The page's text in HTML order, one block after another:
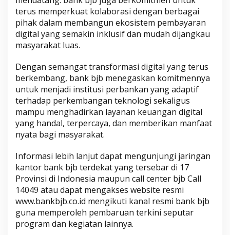
terus memperkuat kolaborasi dengan berbagai
pihak dalam membangun ekosistem pembayaran
digital yang semakin inklusif dan mudah dijangkau
masyarakat luas.
Dengan semangat transformasi digital yang terus
berkembang, bank bjb menegaskan komitmennya
untuk menjadi institusi perbankan yang adaptif
terhadap perkembangan teknologi sekaligus
mampu menghadirkan layanan keuangan digital
yang handal, terpercaya, dan memberikan manfaat
nyata bagi masyarakat.
Informasi lebih lanjut dapat mengunjungi jaringan
kantor bank bjb terdekat yang tersebar di 17
Provinsi di Indonesia maupun call center bjb Call
14049 atau dapat mengakses website resmi
www.bankbjb.co.id mengikuti kanal resmi bank bjb
guna memperoleh pembaruan terkini seputar
program dan kegiatan lainnya.